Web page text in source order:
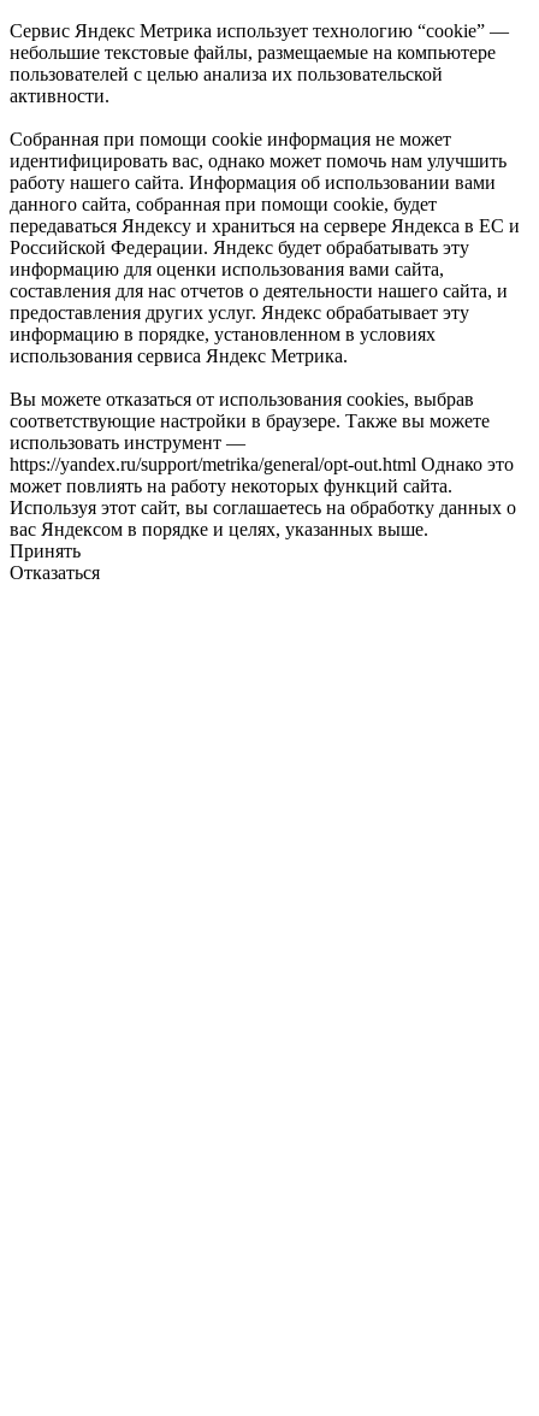
Сервис Яндекс Метрика использует технологию “cookie” —
небольшие текстовые файлы, размещаемые на компьютере
пользователей с целью анализа их пользовательской
активности.
Собранная при помощи cookie информация не может
идентифицировать вас, однако может помочь нам улучшить
работу нашего сайта. Информация об использовании вами
данного сайта, собранная при помощи cookie, будет
передаваться Яндексу и храниться на сервере Яндекса в ЕС и
Российской Федерации. Яндекс будет обрабатывать эту
информацию для оценки использования вами сайта,
составления для нас отчетов о деятельности нашего сайта, и
предоставления других услуг. Яндекс обрабатывает эту
информацию в порядке, установленном в условиях
использования сервиса Яндекс Метрика.
Вы можете отказаться от использования cookies, выбрав
соответствующие настройки в браузере. Также вы можете
использовать инструмент —
https://yandex.ru/support/metrika/general/opt-out.html Однако это
может повлиять на работу некоторых функций сайта.
Используя этот сайт, вы соглашаетесь на обработку данных о
вас Яндексом в порядке и целях, указанных выше.
Принять
Отказаться